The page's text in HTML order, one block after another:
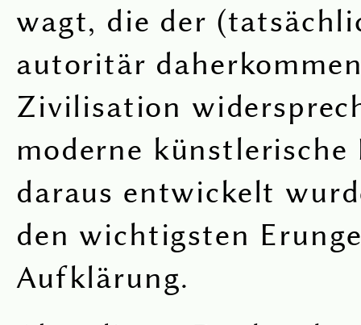
wagt, die der
autoritär
Zivilisation
moderne
daraus entwickelt
den wichtigsten
Aufklärung.